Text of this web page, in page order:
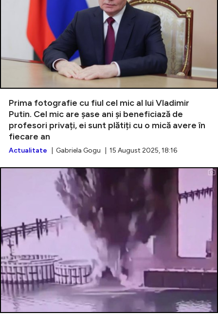
Prima fotografie cu fiul cel mic al lui Vladimir
Putin. Cel mic are șase ani și beneficiază de
profesori privați, ei sunt plătiți cu o mică avere în
fiecare an
Actualitate | Gabriela Gogu | 15 August 2025, 18:16